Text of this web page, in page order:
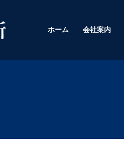
ホーム 会社案内